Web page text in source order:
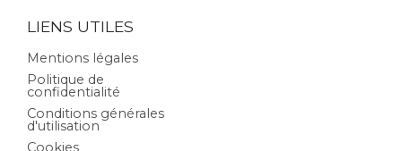
LIENS UTILES
Mentions légales
Politique de
confidentialité
Conditions générales
d'utilisation
Cookies